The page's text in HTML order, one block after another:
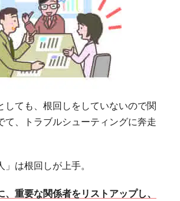
しても、根回しをしていないので関
て、トラブルシューティングに奔走
」は根回しが上手。
、重要な関係者をリストアップし、